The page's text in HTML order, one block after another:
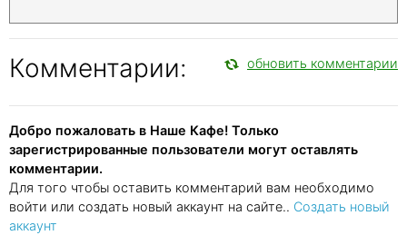
Комментарии: обновить комментарии
Добро пожаловать в Наше Кафе! Только
зарегистрированные пользователи могут оставлять
комментарии.
Для того чтобы оставить комментарий вам необходимо
войти или создать новый аккаунт на сайте.. Создать новый
аккаунт